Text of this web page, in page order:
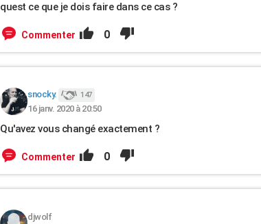
quest ce que je dois faire dans ce cas ?
Commenter 0
snocky. 147
16 janv. 2020 à 20:50
Qu'avez vous changé exactement ?
Commenter 0
djwolf